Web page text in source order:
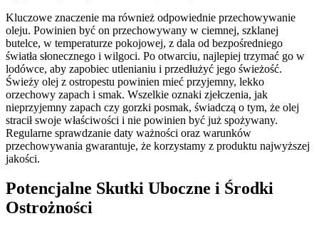
Kluczowe znaczenie ma również odpowiednie przechowywanie
oleju. Powinien być on przechowywany w ciemnej, szklanej
butelce, w temperaturze pokojowej, z dala od bezpośredniego
światła słonecznego i wilgoci. Po otwarciu, najlepiej trzymać go w
lodówce, aby zapobiec utlenianiu i przedłużyć jego świeżość.
Świeży olej z ostropestu powinien mieć przyjemny, lekko
orzechowy zapach i smak. Wszelkie oznaki zjełczenia, jak
nieprzyjemny zapach czy gorzki posmak, świadczą o tym, że olej
stracił swoje właściwości i nie powinien być już spożywany.
Regularne sprawdzanie daty ważności oraz warunków
przechowywania gwarantuje, że korzystamy z produktu najwyższej
jakości.
Potencjalne Skutki Uboczne i Środki
Ostrożności